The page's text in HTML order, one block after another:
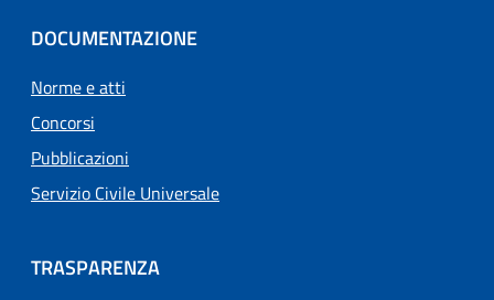
DOCUMENTAZIONE
Norme e atti
Concorsi
Pubblicazioni
Servizio Civile Universale
TRASPARENZA